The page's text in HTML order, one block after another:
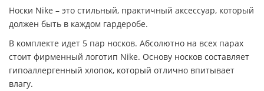
Носки Nike – это стильный, практичный аксессуар, который
должен быть в каждом гардеробе.
В комплекте идет 5 пар носков. Абсолютно на всех парах
стоит фирменный логотип Nike. Основу носков составляет
гипоаллергенный хлопок, который отлично впитывает
влагу.